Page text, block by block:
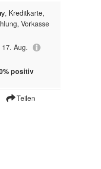
, Kreditkarte,
Vorkasse
Aug.
positiv
Teilen